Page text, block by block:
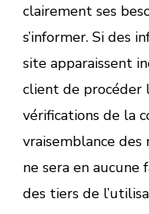
clairement ses
s’informer. Si des
site apparaissent
client de procéder
vérifications de la
vraisemblance
ne sera en aucune
des tiers de